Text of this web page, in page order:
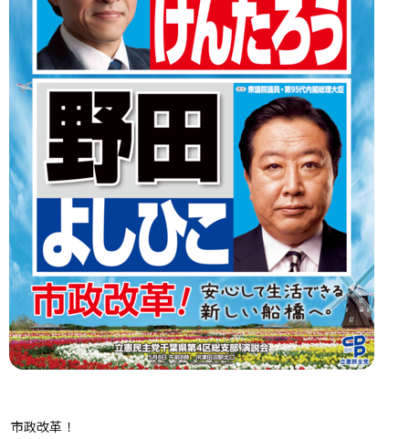
市政改革！